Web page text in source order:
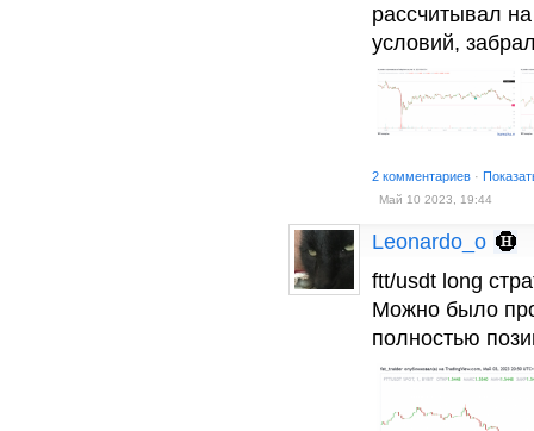
рассчитывал
условий,
2 комментариев ·
Май 10 2023, 19:44
Leonardo_o
ftt/usdt long
Можно было
полностью